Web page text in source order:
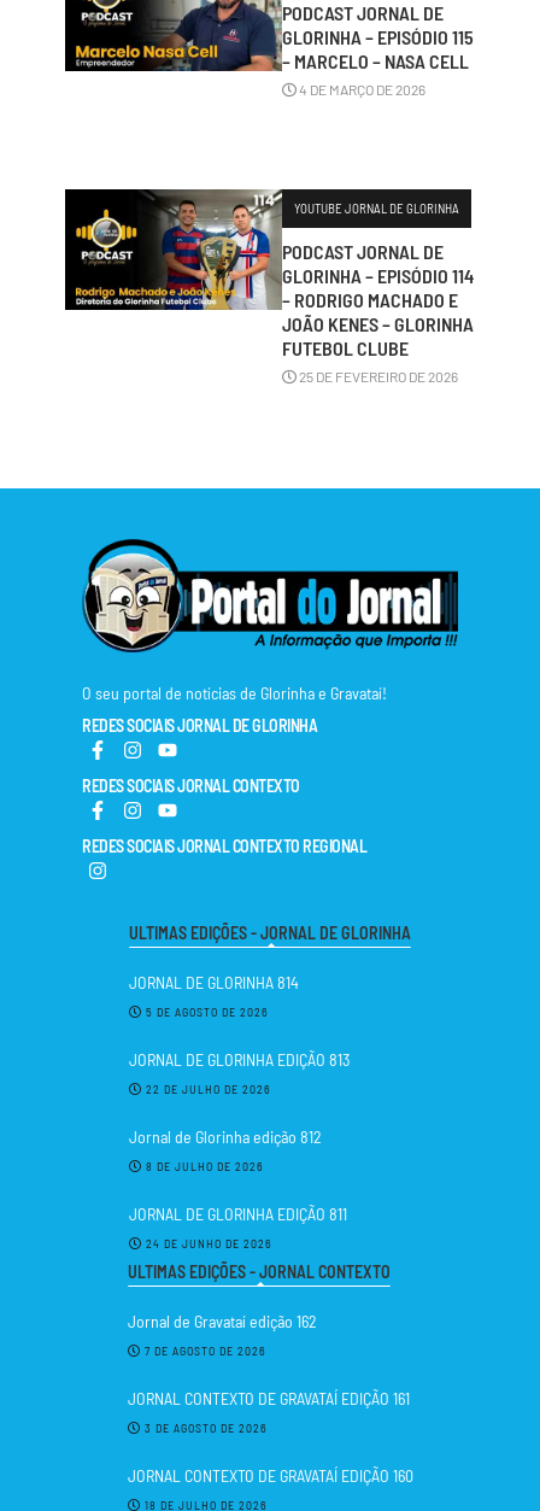
PODCAST JORNAL DE
GLORINHA – EPISÓDIO 115
– MARCELO – NASA CELL
4 DE MARÇO DE 2026
YOUTUBE JORNAL DE GLORINHA
PODCAST JORNAL DE
GLORINHA – EPISÓDIO 114
– RODRIGO MACHADO E
JOÃO KENES – GLORINHA
FUTEBOL CLUBE
25 DE FEVEREIRO DE 2026
O seu portal de notícias de Glorinha e Gravataí!
REDES SOCIAIS JORNAL DE GLORINHA
REDES SOCIAIS JORNAL CONTEXTO
REDES SOCIAIS JORNAL CONTEXTO REGIONAL
ULTIMAS EDIÇÕES - JORNAL DE GLORINHA
JORNAL DE GLORINHA 814
5 DE AGOSTO DE 2026
JORNAL DE GLORINHA EDIÇÃO 813
22 DE JULHO DE 2026
Jornal de Glorinha edição 812
8 DE JULHO DE 2026
JORNAL DE GLORINHA EDIÇÃO 811
24 DE JUNHO DE 2026
ULTIMAS EDIÇÕES - JORNAL CONTEXTO
Jornal de Gravataí edição 162
7 DE AGOSTO DE 2026
JORNAL CONTEXTO DE GRAVATAÍ EDIÇÃO 161
3 DE AGOSTO DE 2026
JORNAL CONTEXTO DE GRAVATAÍ EDIÇÃO 160
18 DE JULHO DE 2026